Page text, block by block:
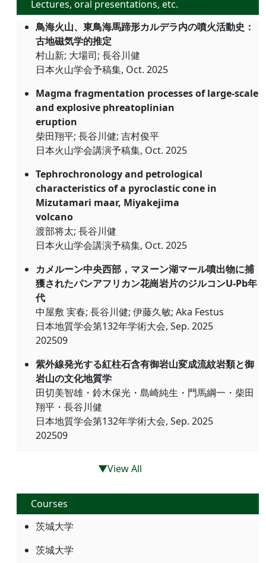
Lectures, oral presentations, etc.
鳥海火山、東鳥海馬蹄形カルデラ内の噴火活動史：
古地磁気学的推定
村山新; 大場司; 長谷川健
日本火山学会予稿集, Oct. 2025
Magma fragmentation processes of large-scale
and explosive phreatoplinian
eruption
柴田翔平; 長谷川健; 吉村俊平
日本火山学会講演予稿集, Oct. 2025
Tephrochronology and petrological
characteristics of a pyroclastic cone in
Mizutamari maar, Miyakejima
volcano
渡部将太; 長谷川健
日本火山学会講演予稿集, Oct. 2025
カメルーン中央西部，マヌーン湖マール噴出物に捕
獲されたパンアフリカン花崗岩片のジルコンU-Pb年
代
中屋敷 実春; 長谷川健; 伊藤久敏; Aka Festus
日本地質学会第132年学術大会, Sep. 2025
202509
紫外線発光する紅柱⽯含有御岩⼭変成流紋岩類と御
岩⼭の⽂化地質学
⽥切美智雄・鈴⽊保光・島崎純⽣・⾨⾺綱⼀・柴⽥
翔平・⻑⾕川健
日本地質学会第132年学術大会, Sep. 2025
202509
▼View All
Courses
茨城大学
茨城大学